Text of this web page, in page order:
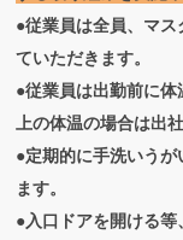
●従業員は全員、マ
ていただきます。
●従業員は出勤前に
上の体温の場合は出
●定期的に手洗いう
ます。
●入口ドアを開ける